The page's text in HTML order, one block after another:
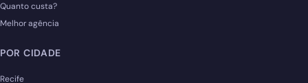
Quanto custa?
Melhor agência
POR CIDADE
Recife